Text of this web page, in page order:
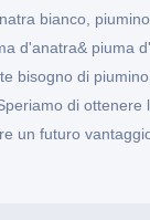
bianco,
d'anatra& piuma
bisogno di
di ottenere
un futuro